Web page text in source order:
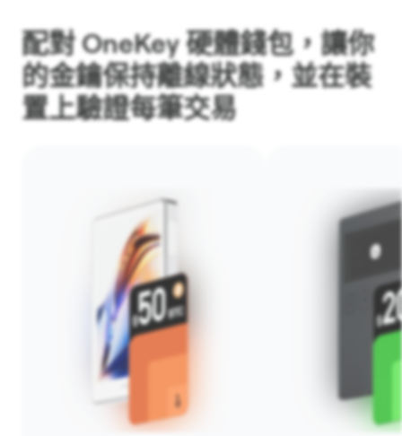
配對 OneKey 硬體錢包，讓你
的金鑰保持離線狀態，並在裝
置上驗證每筆交易